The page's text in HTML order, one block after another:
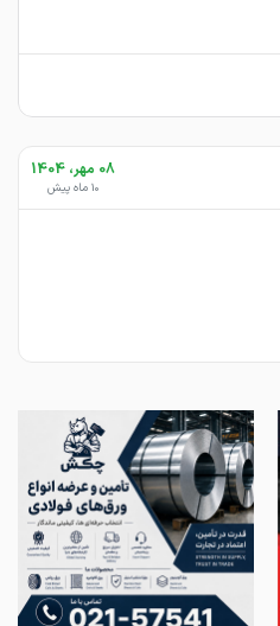
08 مهر، 1404
10 ماه پیش